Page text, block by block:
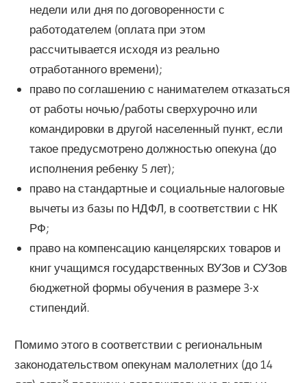
недели или дня по договоренности с
работодателем (оплата при этом
рассчитывается исходя из реально
отработанного времени);
право по соглашению с нанимателем отказаться
от работы ночью/работы сверхурочно или
командировки в другой населенный пункт, если
такое предусмотрено должностью опекуна (до
исполнения ребенку 5 лет);
право на стандартные и социальные налоговые
вычеты из базы по НДФЛ, в соответствии с НК
РФ;
право на компенсацию канцелярских товаров и
книг учащимся государственных ВУЗов и СУЗов
бюджетной формы обучения в размере 3-х
стипендий.
Помимо этого в соответствии с региональным
законодательством опекунам малолетних (до 14